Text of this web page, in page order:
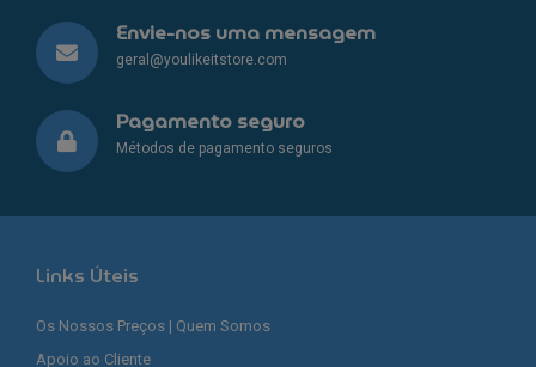
Envie-nos uma mensagem
geral@youlikeitstore.com
Pagamento seguro
Métodos de pagamento seguros
Links Úteis
Os Nossos Preços | Quem Somos
Apoio ao Cliente